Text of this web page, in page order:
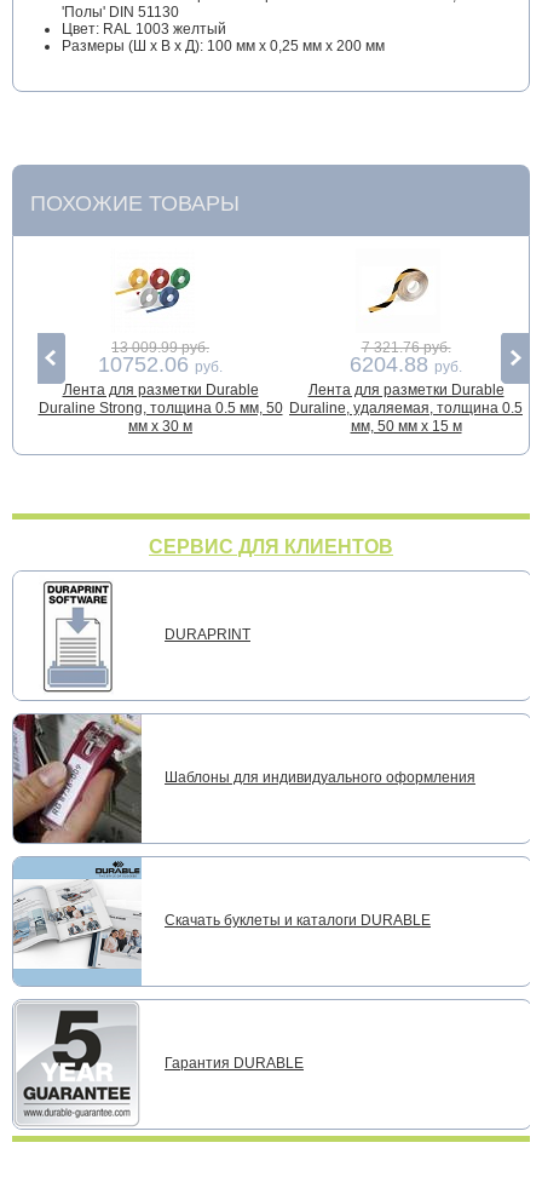
'Полы' DIN 51130
Цвет: RAL 1003 желтый
Размеры (Ш х В х Д): 100 мм х 0,25 мм х 200 мм
ПОХОЖИЕ ТОВАРЫ
13 009.99 руб.
10752.06 руб.
Лента для разметки Durable
Duraline Strong, толщина 0.5 мм, 50
мм х 30 м
7 321.76 руб.
6204.88 руб.
Лента для разметки Durable
Duraline, удаляемая, толщина 0.5
мм, 50 мм х 15 м
СЕРВИС ДЛЯ КЛИЕНТОВ
DURAPRINT
Шаблоны для индивидуального оформления
Скачать буклеты и каталоги DURABLE
Гарантия DURABLE